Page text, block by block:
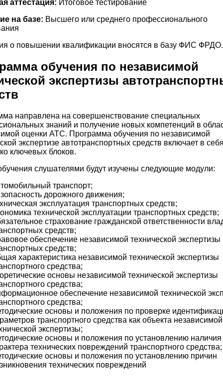
аттестация: Итоговое тестирование
на базе: Высшего или среднего профессионального
о повышении квалификации вносятся в базу ФИС ФРДО.
обучения по независимой
экспертизы
направлена на совершенствование специальных
знаний и получение новых компетенций в
оценки АТС. Программа обучения по независимой
экспертизе автотранспортных средств включает в
ключевых блоков.
слушателями будут изучены следующие модули:
транспорт;
дорожного движения;
эксплуатация транспортных средств;
технической эксплуатации транспортных средств;
страхование гражданской ответственности
средств;
обеспечение независимой технической экспертизы
средств;
характеристика независимой технической экспертизы
средства;
основы независимой технической экспертизы
средства;
обеспечение независимой технической
средства;
основы и положения по проверке
транспортного средства как объекта независимой
экспертизы;
основы и положения по установлению наличия
технических повреждений транспортного средства;
основы и положения по установлению причин
технических повреждений